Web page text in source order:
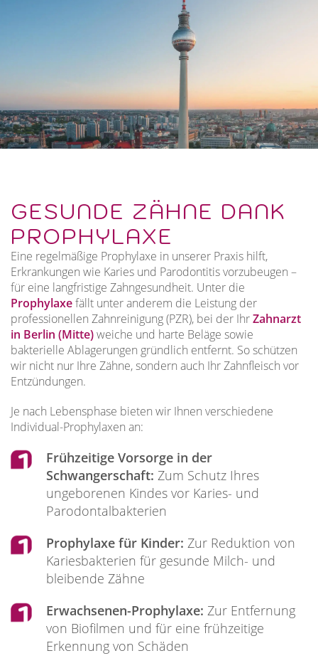
GESUNDE ZÄHNE DANK
PROPHYLAXE
Eine regelmäßige Prophylaxe in unserer Praxis hilft,
Erkrankungen wie Karies und Parodontitis vorzubeugen –
für eine langfristige Zahngesundheit. Unter die
Prophylaxefällt unter anderem die Leistung der
professionellen Zahnreinigung (PZR), bei der IhrZahnarzt
in Berlin (Mitte)weiche und harte Beläge sowie
bakterielle Ablagerungen gründlich entfernt. So schützen
wir nicht nur Ihre Zähne, sondern auch Ihr Zahnfleisch vor
Entzündungen.
Je nach Lebensphase bieten wir Ihnen verschiedene
Individual-Prophylaxen an:
Frühzeitige Vorsorge in der
Schwangerschaft: Zum Schutz Ihres
ungeborenen Kindes vor Karies- und
Parodontalbakterien
Prophylaxe für Kinder: Zur Reduktion von
Kariesbakterien für gesunde Milch- und
bleibende Zähne
Erwachsenen-Prophylaxe: Zur Entfernung
von Biofilmen und für eine frühzeitige
Erkennung von Schäden